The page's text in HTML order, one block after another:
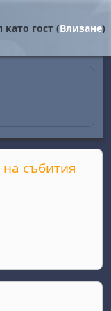
гост (Влизане)
събития
събития